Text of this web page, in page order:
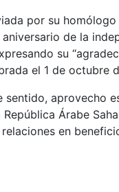
por su
aniversario de la
su
el 1 de octubre
sentido, aprovecho
Árabe
en